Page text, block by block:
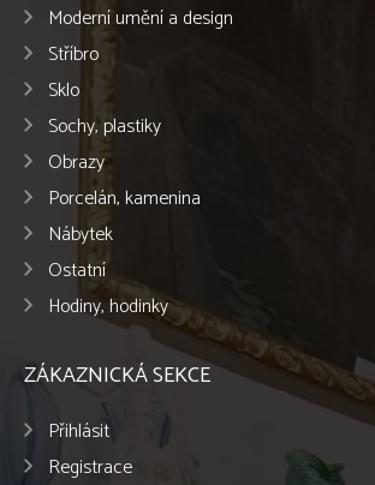
Moderní umění a design
Stříbro
Sklo
Sochy, plastiky
Obrazy
Porcelán, kamenina
Nábytek
Ostatní
Hodiny, hodinky
ZÁKAZNICKÁ SEKCE
Přihlásit
Registrace